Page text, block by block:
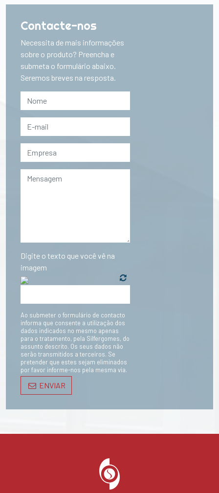
Contacte-nos
Necessita de mais informações
sobre o produto? Preencha e
submeta o formulário abaixo.
Seremos breves na resposta.
Digite o texto que você vê na
imagem
Ao submeter o formulário de contacto
informa que consente a utilização dos
dados indicados no mesmo apenas
para o tratamento, pela Silfergomes, do
assunto descrito. Os seus dados não
serão transmitidos a terceiros. Se
pretender que estes sejam eliminados
por favor informe-nos pela mesma via.
ENVIAR